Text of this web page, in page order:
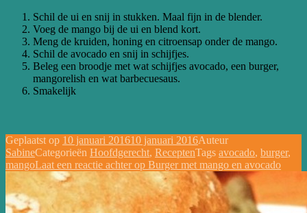
Schil de ui en snij in stukken. Maal fijn in de blender.
Voeg de mango bij de ui en blend kort.
Meng de kruiden, honing en citroensap onder de mango.
Schil de avocado en snij in schijfjes.
Beleg een broodje met wat schijfjes avocado, een burger,
mangorelish en wat barbecuesaus.
Smakelijk
Geplaatst op 10 januari 201610 januari 2016Auteur
SabineCategorieën Hoofdgerecht, ReceptenTags avocado, burger,
mangoLaat een reactie achterop Burger met mango en avocado